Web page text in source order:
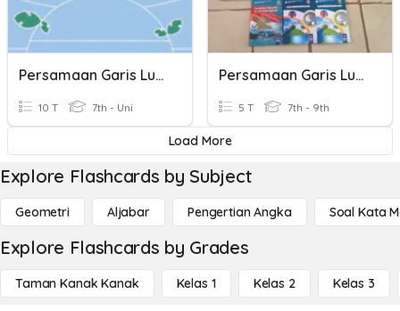
Persamaan Garis Lurus
10 T 7th - Uni
Persamaan Garis Lurus
5 T 7th - 9th
Load More
Explore Flashcards by Subject
Geometri Aljabar Pengertian Angka Soal Kata
Explore Flashcards by Grades
Taman Kanak Kanak Kelas 1 Kelas 2 Kelas 3